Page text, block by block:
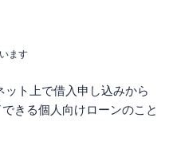
ます
ト上で借入申し込みから
きる個人向けローンのこと